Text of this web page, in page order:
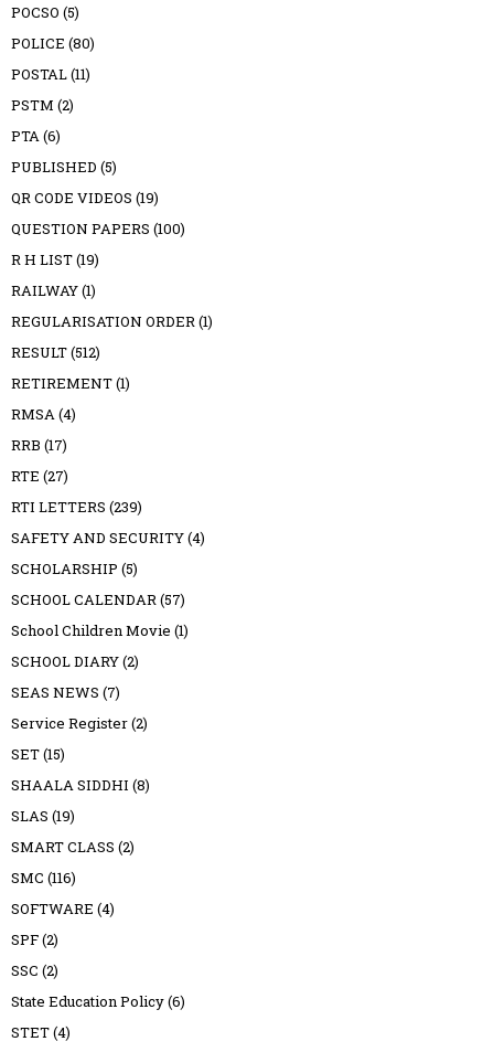
POCSO (5)
POLICE (80)
POSTAL(11)
PSTM (2)
PTA(6)
PUBLISHED (5)
QR CODE VIDEOS (19)
QUESTION PAPERS (100)
R H LIST(19)
RAILWAY(1)
REGULARISATION ORDER(1)
RESULT(512)
RETIREMENT(1)
RMSA(4)
RRB (17)
RTE (27)
RTI LETTERS (239)
SAFETY AND SECURITY(4)
SCHOLARSHIP (5)
SCHOOL CALENDAR(57)
School Children Movie (1)
SCHOOL DIARY(2)
SEAS NEWS (7)
Service Register(2)
SET(15)
SHAALA SIDDHI (8)
SLAS (19)
SMART CLASS (2)
SMC (116)
SOFTWARE (4)
SPF(2)
SSC (2)
State Education Policy(6)
STET(4)